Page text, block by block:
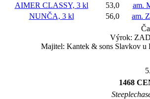
AIMER CLASSY, 3 kl 53,0
am.
NUNČA, 3 kl 56,0
am.
Výrok:
Majitel: Kantek & sons Slavkov u
1468